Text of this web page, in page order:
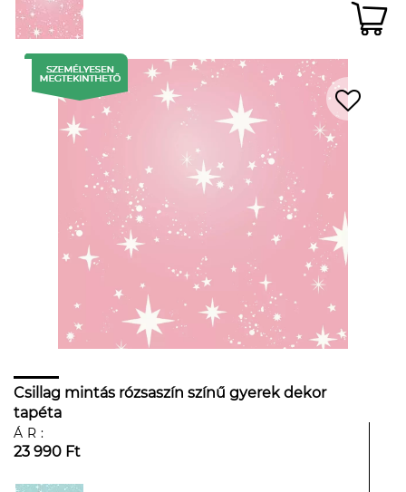
Csillag mintás rózsaszín színű gyerek dekor
tapéta
ÁR:
23 990 Ft